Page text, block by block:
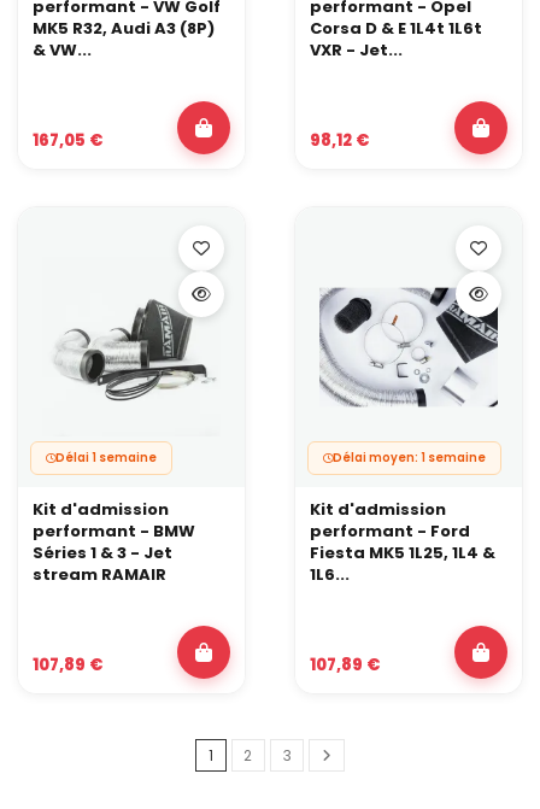
performant - VW Golf
MK5 R32, Audi A3 (8P)
& VW...
167,05 €
performant - Opel
Corsa D & E 1L4t 1L6t
VXR - Jet...
98,12 €
Délai 1 semaine
Kit d'admission
performant - BMW
Séries 1 & 3 - Jet
stream RAMAIR
107,89 €
Délai moyen: 1 semaine
Kit d'admission
performant - Ford
Fiesta MK5 1L25, 1L4 &
1L6...
107,89 €
1 2 3